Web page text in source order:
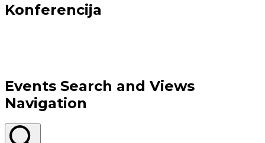
Konferencija
Events Search and Views
Navigation